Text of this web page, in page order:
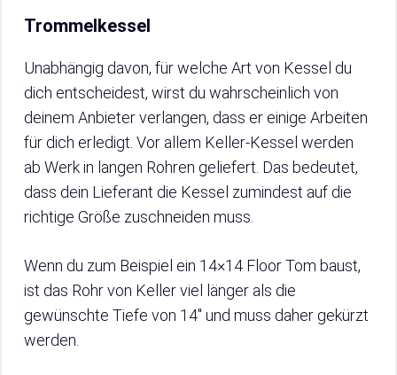
Trommelkessel
Unabhängig davon, für welche Art von Kessel du
dich entscheidest, wirst du wahrscheinlich von
deinem Anbieter verlangen, dass er einige Arbeiten
für dich erledigt. Vor allem Keller-Kessel werden
ab Werk in langen Rohren geliefert. Das bedeutet,
dass dein Lieferant die Kessel zumindest auf die
richtige Größe zuschneiden muss.
Wenn du zum Beispiel ein 14×14 Floor Tom baust,
ist das Rohr von Keller viel länger als die
gewünschte Tiefe von 14″ und muss daher gekürzt
werden.